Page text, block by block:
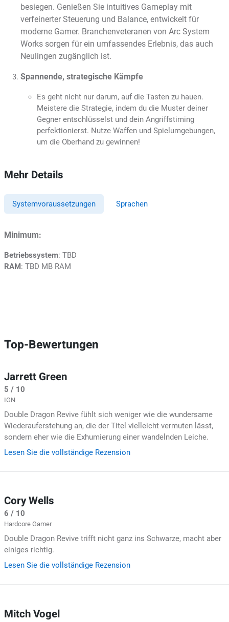
besiegen. Genießen Sie intuitives Gameplay mit
verfeinerter Steuerung und Balance, entwickelt für
moderne Gamer. Branchenveteranen von Arc System
Works sorgen für ein umfassendes Erlebnis, das auch
Neulingen zugänglich ist.
Spannende, strategische Kämpfe
Es geht nicht nur darum, auf die Tasten zu hauen.
Meistere die Strategie, indem du die Muster deiner
Gegner entschlüsselst und dein Angriffstiming
perfektionierst. Nutze Waffen und Spielumgebungen,
um die Oberhand zu gewinnen!
Mehr Details
Systemvoraussetzungen Sprachen
Minimum:
Betriebssystem: TBD
RAM: TBD MB RAM
Top-Bewertungen
Jarrett Green
5 / 10
IGN
Double Dragon Revive fühlt sich weniger wie die wundersame
Wiederauferstehung an, die der Titel vielleicht vermuten lässt,
sondern eher wie die Exhumierung einer wandelnden Leiche.
Lesen Sie die vollständige Rezension
Cory Wells
6 / 10
Hardcore Gamer
Double Dragon Revive trifft nicht ganz ins Schwarze, macht aber
einiges richtig.
Lesen Sie die vollständige Rezension
Mitch Vogel